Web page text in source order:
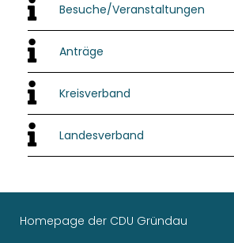
Besuche/Veranstaltungen
Anträge
Kreisverband
Landesverband
Homepage der CDU Gründau